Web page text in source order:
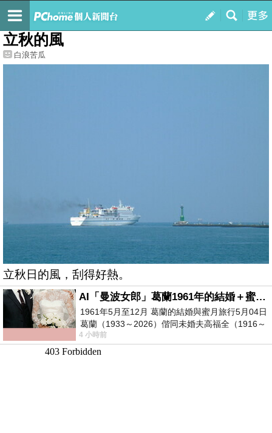
我的
最新文章
立秋的風
白浪苦瓜
立秋日的風，刮得好熱。
AI「曼波女郎」葛蘭1961年的結婚＋蜜月旅行 #戀上老電影 #葛蘭 #粟子
1961年5月至12月 葛蘭的結婚與蜜月旅行5月04日
葛蘭（1933～2026）偕同未婚夫高福全（1916～
2004）乘郵輪赴倫敦6月15日於英國倫敦St.S
4 小時前